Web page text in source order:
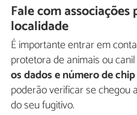
Fale com
localidade
É importante entrar em
protetora de animais ou
os dados e número de
poderão verificar se chegou
do seu fugitivo.